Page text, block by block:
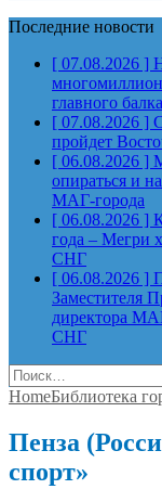
Последние новости
[ 07.08.2026 ]
главного
[ 07.08.2026 ]
пройдет
[ 06.08.2026 ]
опираться и
МАГ-города
[ 06.08.2026 ]
года – Мегри
СНГ
[ 06.08.2026 ]
Заместителя
директора
СНГ
Найти:
HomeБиблиотека
Пенза
спорт»